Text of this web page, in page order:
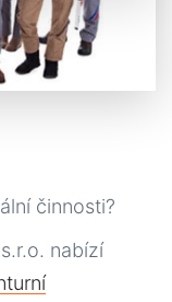
činnosti?
nabízí